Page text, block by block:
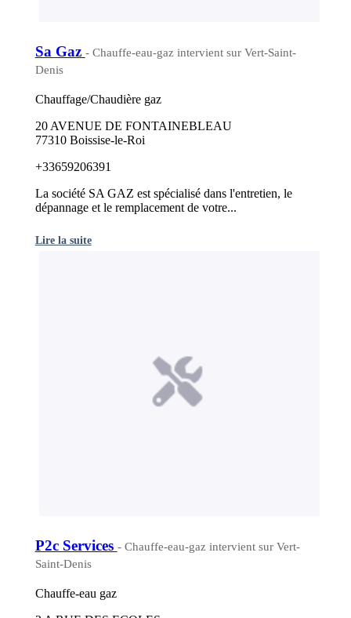
Sa Gaz - Chauffe-eau-gaz intervient sur Vert-Saint-
Denis
Chauffage/Chaudière gaz
20 AVENUE DE FONTAINEBLEAU
77310 Boissise-le-Roi
+33659206391
La société SA GAZ est spécialisé dans l'entretien, le
dépannage et le remplacement de votre...
Lire la suite
P2c Services - Chauffe-eau-gaz intervient sur Vert-
Saint-Denis
Chauffe-eau gaz